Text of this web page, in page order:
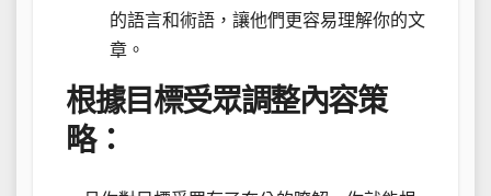
的語言和術語，讓他們更容易理解你的文
章。
根據目標受眾調整內容策
略：